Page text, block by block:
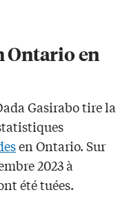
Ontario en
Gasirabo tire la
en Ontario. Sur
2023 à
été tuées.